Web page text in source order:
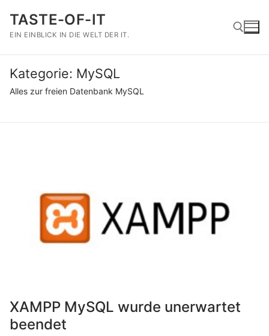
Inhalt
springen
TASTE-OF-IT
EIN EINBLICK IN DIE WELT DER IT.
Kategorie: MySQL
Alles zur freien Datenbank MySQL
XAMPP MySQL wurde unerwartet
beendet